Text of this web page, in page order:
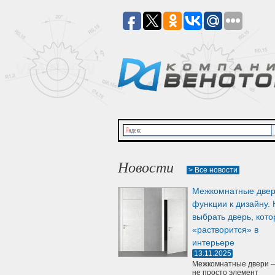
Новости > Все новости
Межкомнатные
функции к дизайну.
выбрать дверь,
«растворится» в
интерьере
13.11.2025
Межкомнатные двери
не просто элемент